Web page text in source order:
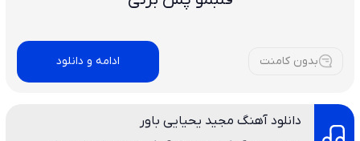
بدون کامنت ادامه و دانلود
دانلود آهنگ مجید یحیایی باور